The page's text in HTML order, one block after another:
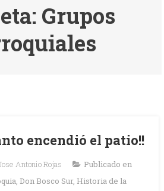
Grupos
encendió el patio!!
Antonio Rojas
Publicado en
, Don Bosco Sur, Historia de la